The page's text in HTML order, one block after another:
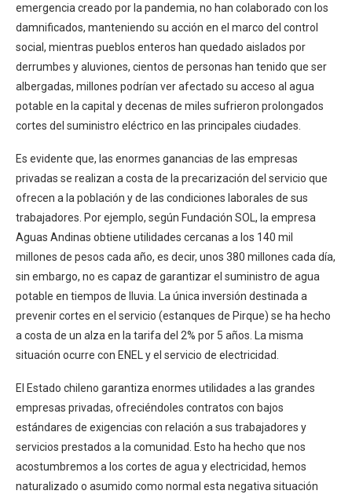
emergencia creado por la pandemia, no han colaborado con los
damnificados, manteniendo su acción en el marco del control
social, mientras pueblos enteros han quedado aislados por
derrumbes y aluviones, cientos de personas han tenido que ser
albergadas, millones podrían ver afectado su acceso al agua
potable en la capital y decenas de miles sufrieron prolongados
cortes del suministro eléctrico en las principales ciudades.
Es evidente que, las enormes ganancias de las empresas
privadas se realizan a costa de la precarización del servicio que
ofrecen a la población y de las condiciones laborales de sus
trabajadores. Por ejemplo, según Fundación SOL, la empresa
Aguas Andinas obtiene utilidades cercanas a los 140 mil
millones de pesos cada año, es decir, unos 380 millones cada día,
sin embargo, no es capaz de garantizar el suministro de agua
potable en tiempos de lluvia. La única inversión destinada a
prevenir cortes en el servicio (estanques de Pirque) se ha hecho
a costa de un alza en la tarifa del 2% por 5 años. La misma
situación ocurre con ENEL y el servicio de electricidad.
El Estado chileno garantiza enormes utilidades a las grandes
empresas privadas, ofreciéndoles contratos con bajos
estándares de exigencias con relación a sus trabajadores y
servicios prestados a la comunidad. Esto ha hecho que nos
acostumbremos a los cortes de agua y electricidad, hemos
naturalizado o asumido como normal esta negativa situación